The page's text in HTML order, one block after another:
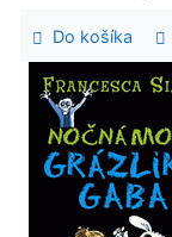
Do košíka